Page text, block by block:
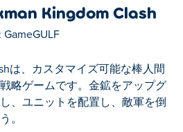
Kingdom Clash
GameGULF
は、カスタマイズ可能な棒人間
略ゲームです。金鉱をアップグ
、ユニットを配置し、敵軍を倒
。